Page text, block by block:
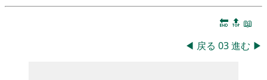
🔚 🔝 📖
◀ 戻る 03進む ▶